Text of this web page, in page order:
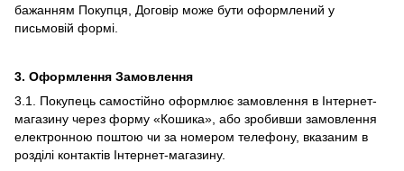
бажанням Покупця, Договір може бути оформлений у
письмовій формі.
3. Оформлення Замовлення
3.1. Покупець самостійно оформлює замовлення в Інтернет-
магазину через форму «Кошика», або зробивши замовлення
електронною поштою чи за номером телефону, вказаним в
розділі контактів Інтернет-магазину.